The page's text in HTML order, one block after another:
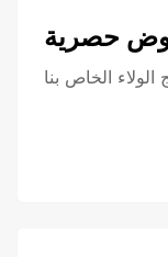
حصرية
الخاص بنا